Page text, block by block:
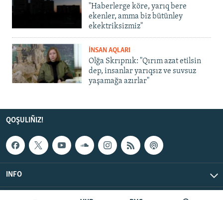
"Haberlerge köre, yarıq bere
ekenler, amma biz bütünley
ekektriksizmiz"
İNSAN AQLARI
Olğa Skrıpnık: "Qırım azat etilsin
dep, insanlar yarıqsız ve suvsuz
yaşamağa azırlar"
QOŞULIÑIZ!
INFO